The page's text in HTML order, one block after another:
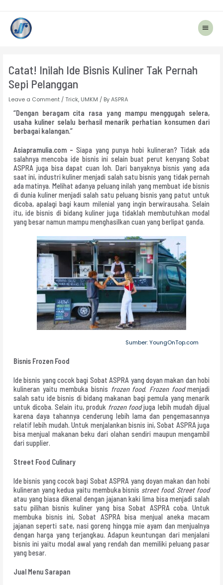
Main
Menu
Catat! Inilah Ide Bisnis Kuliner Tak Pernah
Sepi Pelanggan
Leave a Comment / Trick, UMKM / By ASPRA
“Dengan beragam cita rasa yang mampu menggugah selera,
usaha kuliner selalu berhasil menarik perhatian konsumen dari
berbagai kalangan.”
Asiapramulia.com –Siapa yang punya hobi kulineran? Tidak ada
salahnya mencoba ide bisnis ini selain buat perut kenyang Sobat
ASPRA juga bisa dapat cuan loh. Dari banyaknya bisnis yang ada
saat ini, industri kuliner menjadi salah satu bisnis yang tidak pernah
ada matinya. Melihat adanya peluang inilah yang membuat ide bisnis
di dunia kuliner menjadi salah satu peluang bisnis yang patut untuk
dicoba, apalagi bagi kaum milenial yang ingin berwirausaha. Selain
itu, ide bisnis di bidang kuliner juga tidaklah membutuhkan modal
yang besar namun mampu menghasilkan cuan yang berlipat ganda.
Sumber: YoungOnTop.com
Bisnis Frozen Food
Ide bisnis yang cocok bagi Sobat ASPRA yang doyan makan dan hobi
kulineran yaitu membuka bisnis frozen food. Frozen foodmenjadi
salah satu ide bisnis di bidang makanan bagi pemula yang menarik
untuk dicoba. Selain itu, produk frozen foodjuga lebih mudah dijual
karena daya tahannya cenderung lebih lama dan pengemasannya
relatif lebih mudah. Untuk menjalankan bisnis ini, Sobat ASPRA juga
bisa menjual makanan beku dari olahan sendiri maupun mengambil
dari supplier.
Street Food Culinary
Ide bisnis yang cocok bagi Sobat ASPRA yang doyan makan dan hobi
kulineran yang kedua yaitu membuka bisnis street food. Street food
atau yang biasa dikenal dengan jajanan kaki lima bisa menjadi salah
satu pilihan bisnis kuliner yang bisa Sobat ASPRA coba. Untuk
membuka bisnis ini, Sobat ASPRA bisa menjual aneka macam
jajanan seperti sate, nasi goreng hingga mie ayam dan menjualnya
dengan harga yang terjangkau. Adapun keuntungan dari menjalani
bisnis ini yaitu modal awal yang rendah dan memiliki peluang pasar
yang besar.
Jual Menu Sarapan